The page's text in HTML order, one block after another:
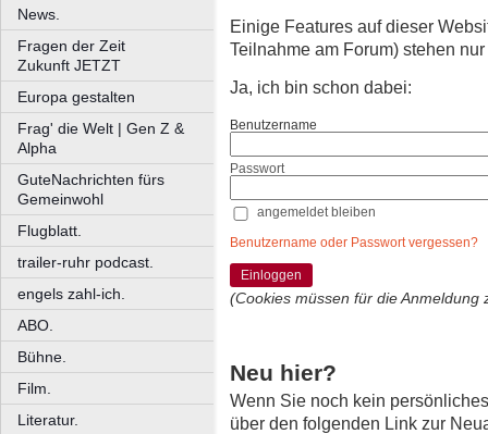
News.
Fragen der Zeit
Zukunft JETZT
Europa gestalten
Frag' die Welt | Gen Z &
Alpha
GuteNachrichten fürs
Gemeinwohl
Flugblatt.
trailer-ruhr podcast.
engels zahl-ich.
ABO.
Bühne.
Film.
Literatur.
Einige Features auf dieser
Teilnahme am Forum) stehen
Ja, ich bin schon dabei:
Benutzername
Passwort
angemeldet bleiben
Benutzername oder Passwort vergessen?
Einloggen
(Cookies müssen für die Anmeldung
Neu hier?
Wenn Sie noch kein
über den folgenden Link zur